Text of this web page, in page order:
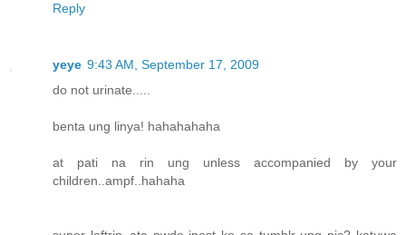
Reply
yeye 9:43 AM, September 17, 2009
do not urinate.....
benta ung linya! hahahahaha
at pati na rin ung unless accompanied by your
children..ampf..hahaha